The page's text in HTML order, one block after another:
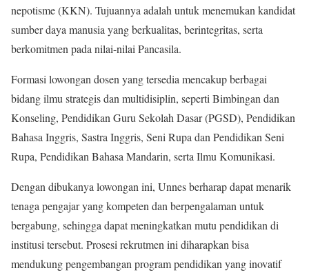
nepotisme (KKN). Tujuannya adalah untuk menemukan kandidat
sumber daya manusia yang berkualitas, berintegritas, serta
berkomitmen pada nilai-nilai Pancasila.
Formasi lowongan dosen yang tersedia mencakup berbagai
bidang ilmu strategis dan multidisiplin, seperti Bimbingan dan
Konseling, Pendidikan Guru Sekolah Dasar (PGSD), Pendidikan
Bahasa Inggris, Sastra Inggris, Seni Rupa dan Pendidikan Seni
Rupa, Pendidikan Bahasa Mandarin, serta Ilmu Komunikasi.
Dengan dibukanya lowongan ini, Unnes berharap dapat menarik
tenaga pengajar yang kompeten dan berpengalaman untuk
bergabung, sehingga dapat meningkatkan mutu pendidikan di
institusi tersebut. Prosesi rekrutmen ini diharapkan bisa
mendukung pengembangan program pendidikan yang inovatif